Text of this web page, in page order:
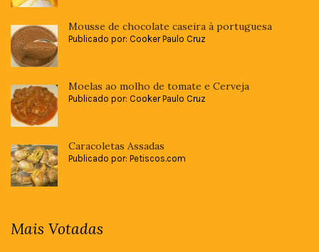
Mousse de chocolate caseira à portuguesa
Publicado por: Cooker Paulo Cruz
Moelas ao molho de tomate e Cerveja
Publicado por: Cooker Paulo Cruz
Caracoletas Assadas
Publicado por: Petiscos.com
Mais Votadas